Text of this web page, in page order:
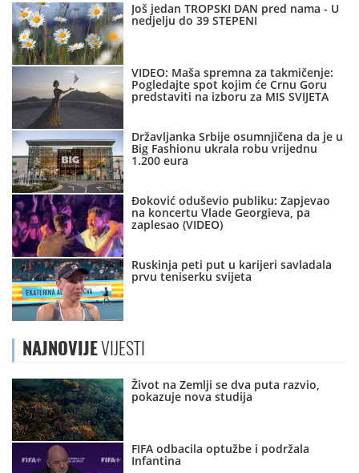
Još jedan TROPSKI DAN pred nama - U
nedjelju do 39 STEPENI
VIDEO: Maša spremna za takmičenje:
Pogledajte spot kojim će Crnu Goru
predstaviti na izboru za MIS SVIJETA
Državljanka Srbije osumnjičena da je u
Big Fashionu ukrala robu vrijednu
1.200 eura
Đoković oduševio publiku: Zapjevao
na koncertu Vlade Georgieva, pa
zaplesao (VIDEO)
Ruskinja peti put u karijeri savladala
prvu teniserku svijeta
NAJNOVIJEVIJESTI
Život na Zemlji se dva puta razvio,
pokazuje nova studija
FIFA odbacila optužbe i podržala
Infantina